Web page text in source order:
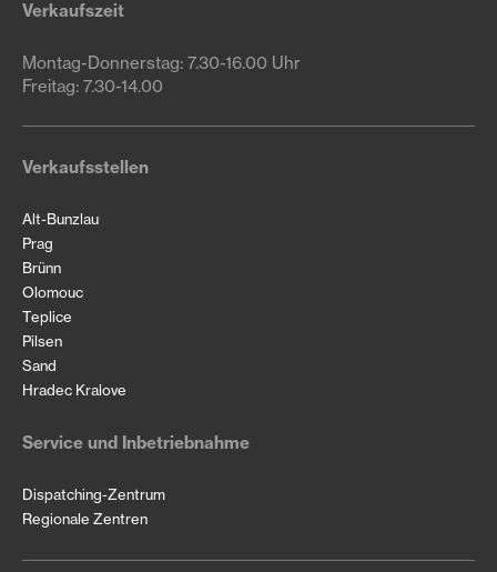
Verkaufszeit
Montag-Donnerstag: 7.30-16.00 Uhr
Freitag: 7.30-14.00
Verkaufsstellen
Alt-Bunzlau
Prag
Brünn
Olomouc
Teplice
Pilsen
Sand
Hradec Kralove
Service und Inbetriebnahme
Dispatching-Zentrum
Regionale Zentren